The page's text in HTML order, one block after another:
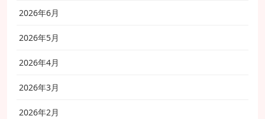
2026年6月
2026年5月
2026年4月
2026年3月
2026年2月